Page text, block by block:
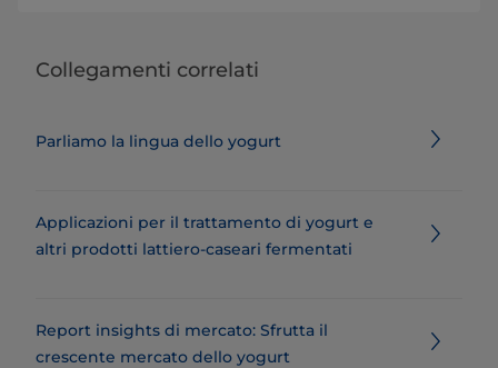
Collegamenti correlati
Parliamo la lingua dello yogurt
Applicazioni per il trattamento di yogurt e
altri prodotti lattiero-caseari fermentati
Report insights di mercato: Sfrutta il
crescente mercato dello yogurt